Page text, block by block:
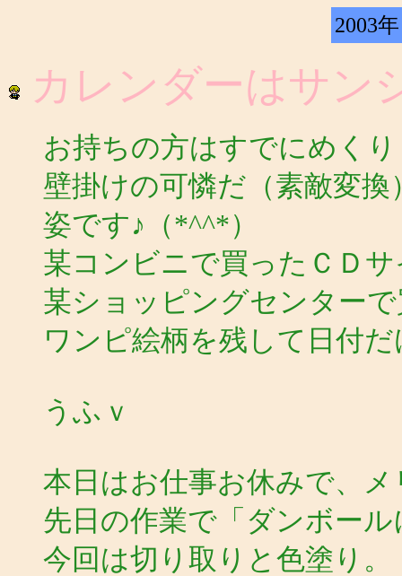
2003
カレンダーはサン
お持ちの方はすでにめく
壁掛けの可憐だ（素敵変
姿です♪（*^^*）
某コンビニで買ったＣＤ
某ショッピングセンター
ワンピ絵柄を残して日付
うふｖ
本日はお仕事お休みで、
先日の作業で「ダンボー
今回は切り取りと色塗り。